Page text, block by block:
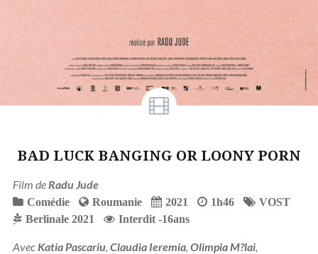
BAD LUCK BANGING OR LOONY PORN
Film de Radu Jude
Comédie Roumanie 2021 1h46
VOST
Berlinale 2021
Interdit -16ans
Avec Katia Pascariu Claudia Ieremia, Olimpia M?lai,